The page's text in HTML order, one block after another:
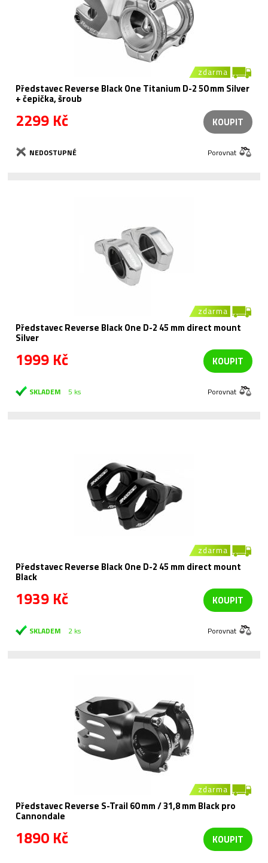
zdarma
Představec Reverse Black One Titanium D-2 50 mm Silver
+ čepička, šroub
2299 Kč KOUPIT
NEDOSTUPNÉ Porovnat
zdarma
Představec Reverse Black One D-2 45 mm direct mount
Silver
1999 Kč KOUPIT
SKLADEM 5 ks Porovnat
zdarma
Představec Reverse Black One D-2 45 mm direct mount
Black
1939 Kč KOUPIT
SKLADEM 2 ks Porovnat
zdarma
Představec Reverse S-Trail 60 mm / 31,8 mm Black pro
Cannondale
1890 Kč KOUPIT